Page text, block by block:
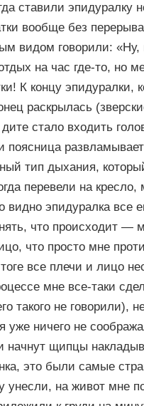
ставили эпидуралку
вообще без
видом говорили:
на час где-то, но
К концу эпидуралки,
раскрылась
стало входить
поясница
тип дыхания,
перевели на
видно эпидуралка все
что происходит —
что просто мне
все плечи и лицо
мне все-таки
такого не говорили),
уже ничего не
начнут щипцы
это были самые
унесли, на живот мне